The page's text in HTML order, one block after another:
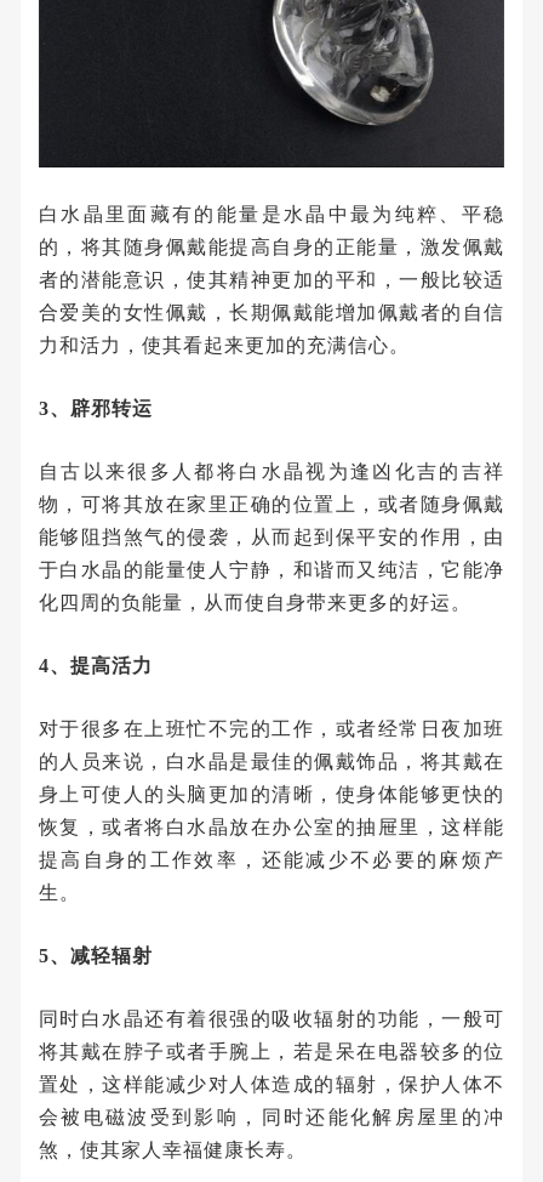
白水晶里面藏有的能量是水晶中最为纯粹、平稳
的，将其随身佩戴能提高自身的正能量，激发佩戴
者的潜能意识，使其精神更加的平和，一般比较适
合爱美的女性佩戴，长期佩戴能增加佩戴者的自信
力和活力，使其看起来更加的充满信心。
3、辟邪转运
自古以来很多人都将白水晶视为逢凶化吉的吉祥
物，可将其放在家里正确的位置上，或者随身佩戴
能够阻挡煞气的侵袭，从而起到保平安的作用，由
于白水晶的能量使人宁静，和谐而又纯洁，它能净
化四周的负能量，从而使自身带来更多的好运。
4、提高活力
对于很多在上班忙不完的工作，或者经常日夜加班
的人员来说，白水晶是最佳的佩戴饰品，将其戴在
身上可使人的头脑更加的清晰，使身体能够更快的
恢复，或者将白水晶放在办公室的抽屉里，这样能
提高自身的工作效率，还能减少不必要的麻烦产
生。
5、减轻辐射
同时白水晶还有着很强的吸收辐射的功能，一般可
将其戴在脖子或者手腕上，若是呆在电器较多的位
置处，这样能减少对人体造成的辐射，保护人体不
会被电磁波受到影响，同时还能化解房屋里的冲
煞，使其家人幸福健康长寿。